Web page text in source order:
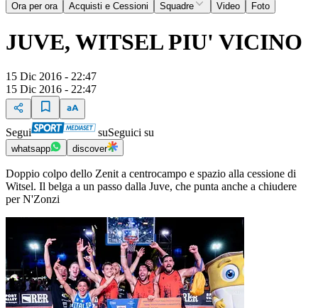
Ora per ora Acquisti e Cessioni Squadre Video Foto
JUVE, WITSEL PIU' VICINO
15 Dic 2016 - 22:47
15 Dic 2016 - 22:47
Segui suSeguici su
whatsapp discover
Doppio colpo dello Zenit a centrocampo e spazio alla cessione di
Witsel. Il belga a un passo dalla Juve, che punta anche a chiudere
per N'Zonzi